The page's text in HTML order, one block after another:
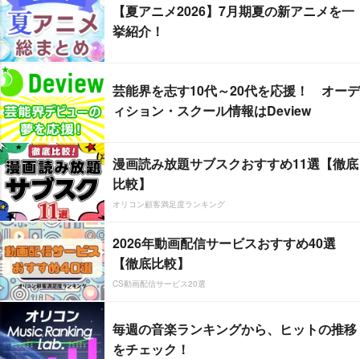
【夏アニメ2026】7月期夏の新アニメを一
挙紹介！
芸能界を志す10代～20代を応援！ オーデ
ィション・スクール情報はDeview
漫画読み放題サブスクおすすめ11選【徹底
比較】
オリコン顧客満足度ランキング
2026年動画配信サービスおすすめ40選
【徹底比較】
CS動画配信サービス20選
毎週の音楽ランキングから、ヒットの推移
をチェック！